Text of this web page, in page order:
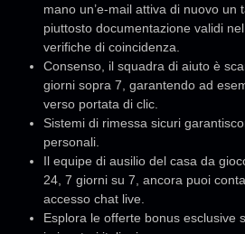
mano un’e-mail attiva di nuovo un
piuttosto documentazione validi
verifiche di coincidenza.
Consenso, il squadra di aiuto è
giorni sopra 7, garantendo ad
verso portata di clic.
Sistemi di rimessa sicuri
personali.
Il equipe di ausilio del casa da
24, 7 giorni su 7, ancora puoi
accesso chat live.
Esplora le offerte bonus esclusive